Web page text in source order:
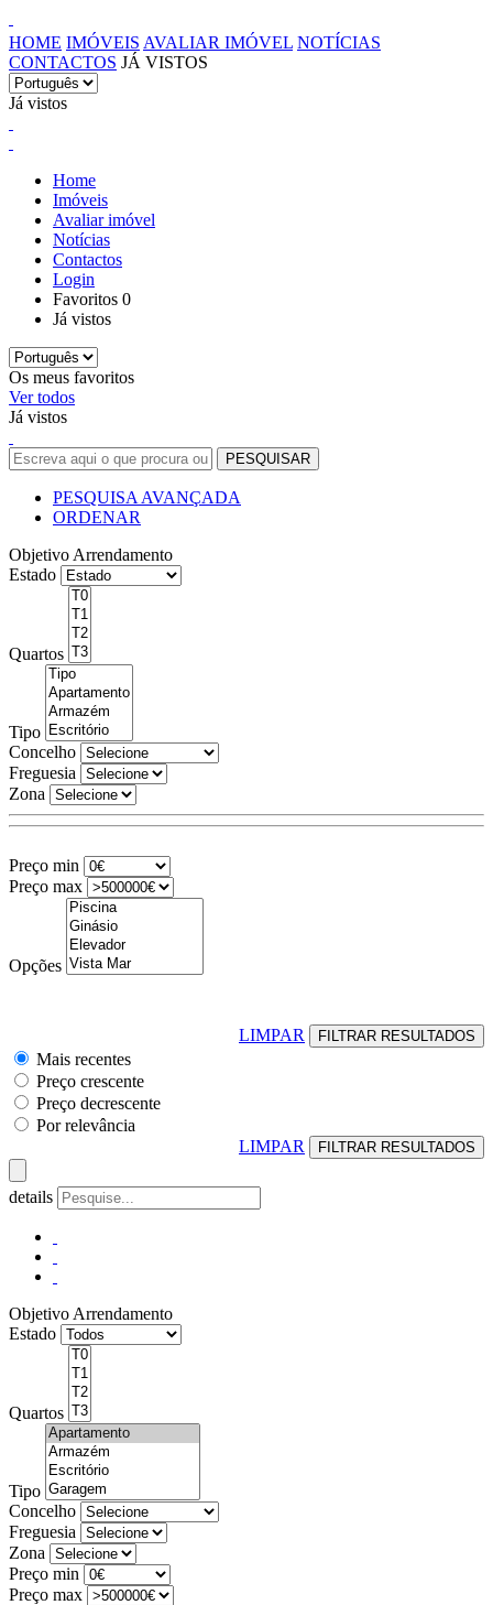
HOME IMÓVEIS AVALIAR IMÓVEL NOTÍCIAS
CONTACTOS JÁ VISTOS
Já vistos
Home
Imóveis
Avaliar imóvel
Notícias
Contactos
Login
Favoritos 0
Já vistos
Os meus favoritos
Ver todos
Já vistos
PESQUISA AVANÇADA
ORDENAR
Objetivo Arrendamento
Estado
Quartos
Tipo
Concelho
Freguesia
Zona
Preço min
Preço max
Opções
LIMPAR
Mais recentes
Preço crescente
Preço decrescente
Por relevância
LIMPAR
details
Objetivo Arrendamento
Estado
Quartos
Tipo
Concelho
Freguesia
Zona
Preço min
Preço max